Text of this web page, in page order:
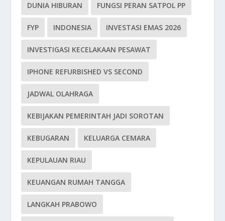
DUNIA HIBURAN FUNGSI PERAN SATPOL PP
FYP INDONESIA INVESTASI EMAS 2026
INVESTIGASI KECELAKAAN PESAWAT
IPHONE REFURBISHED VS SECOND
JADWAL OLAHRAGA
KEBIJAKAN PEMERINTAH JADI SOROTAN
KEBUGARAN KELUARGA CEMARA
KEPULAUAN RIAU
KEUANGAN RUMAH TANGGA
LANGKAH PRABOWO